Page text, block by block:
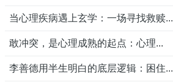
当心理疾病遇上玄学：一场寻找救赎...
敢冲突，是心理成熟的起点：心理...
李善德用半生明白的底层逻辑：困住...